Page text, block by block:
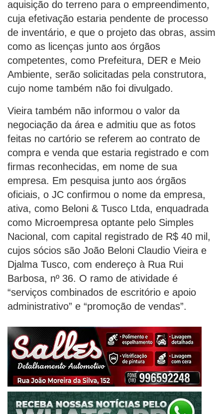
aquisição do terreno para o empreendimento,
cuja efetivação estaria pendente de processo
de inventário, e que o projeto das obras, assim
como as licenças junto aos órgãos
competentes, como Prefeitura, DER e Meio
Ambiente, serão solicitadas pela construtora,
cujo nome também não foi divulgado.
Vieira também não informou o valor da
negociação da área e admitiu que as fotos
feitas no cartório se referem ao contrato de
compra e venda que estaria registrado e com
firmas reconhecidas, em nome de sua
empresa. Em pesquisa junto aos órgãos
oficiais, o JC confirmou o nome da empresa,
ativa, como Beloni & Tusco Ltda, enquadrada
como Microempresa optante pelo Simples
Nacional, com capital registrado de R$ 40 mil,
cujos sócios são João Beloni Claudio Vieira e
Djalma Tusco, com endereço à Rua Rui
Barbosa, nº 36. O ramo de atividade é
“serviços combinados de escritório e apoio
administrativo” e “promoção de vendas”.